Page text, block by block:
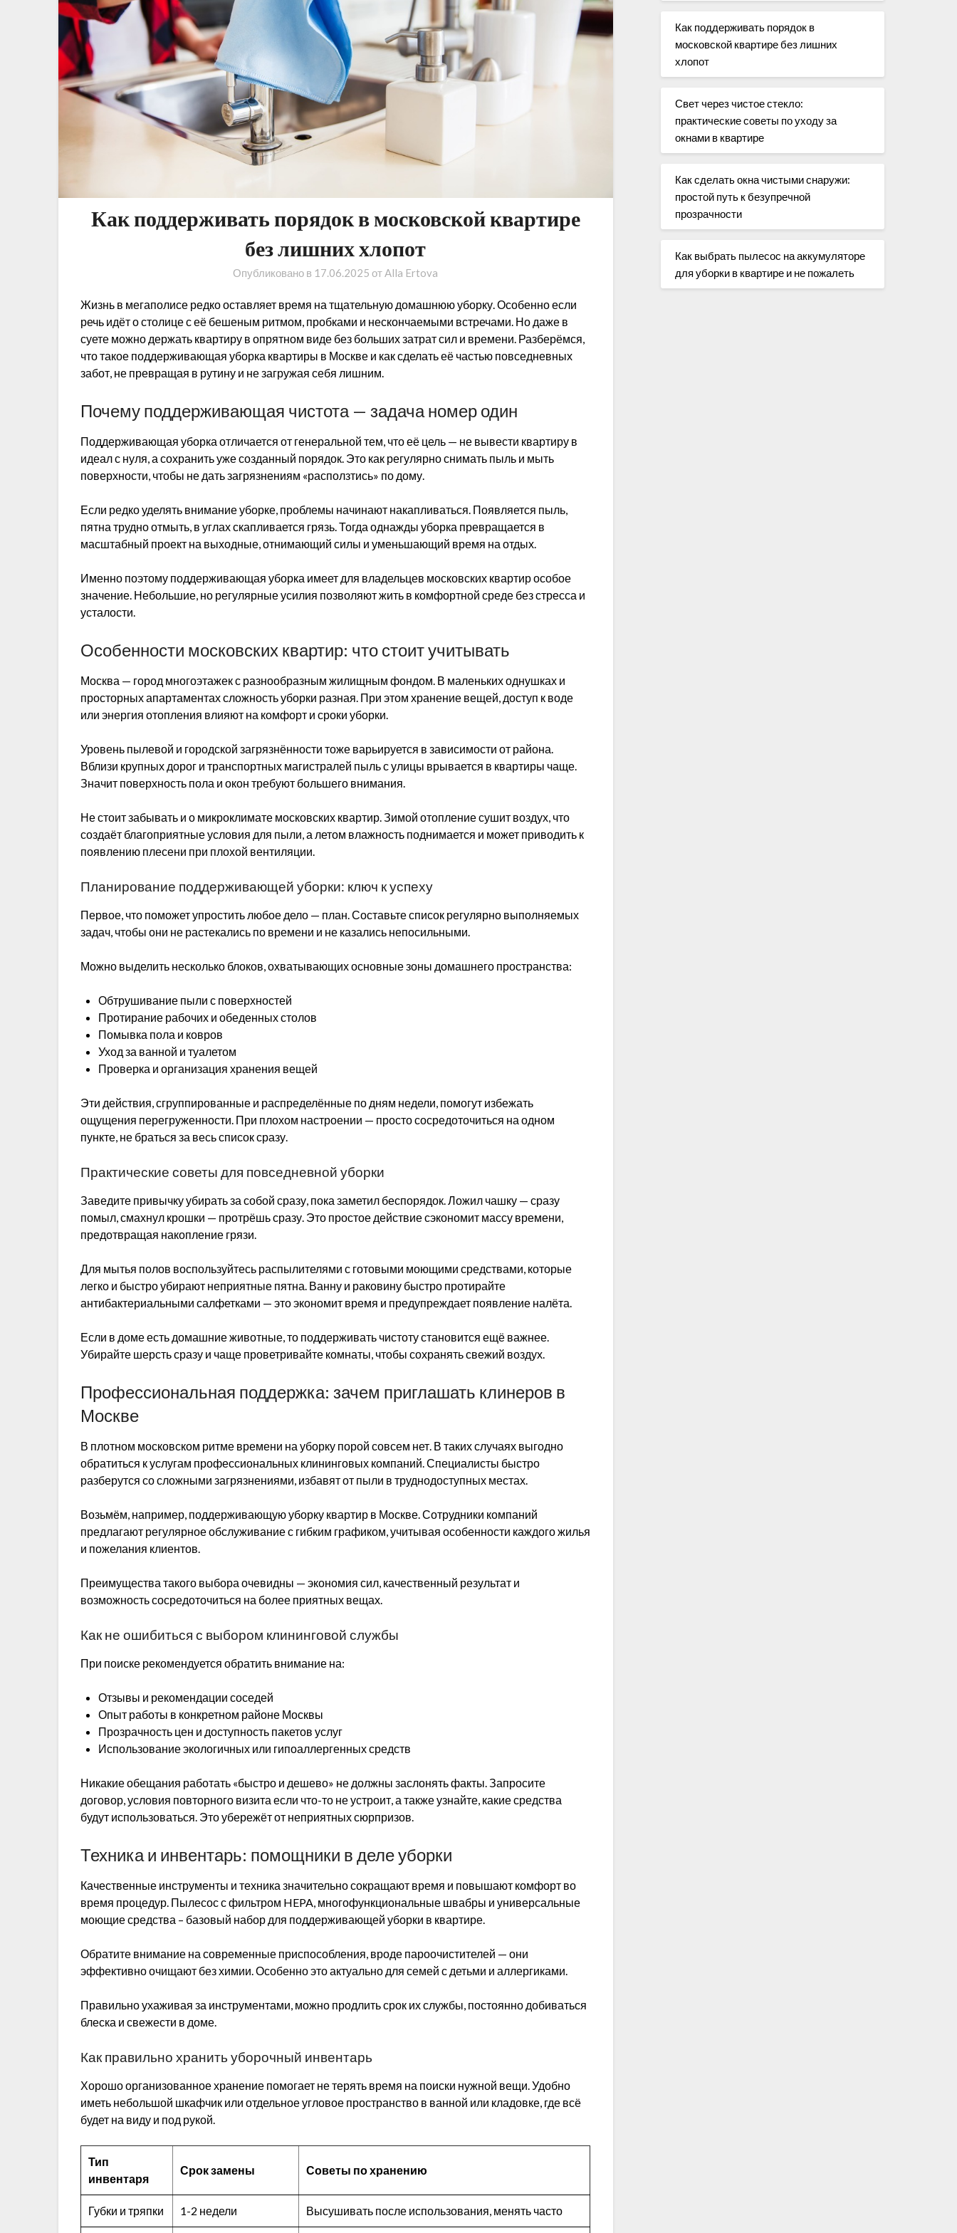
Как поддерживать порядок в московской квартире
без лишних хлопот
Опубликовано в 17.06.2025 отAlla Ertova
Жизнь в мегаполисе редко оставляет время на тщательную домашнюю уборку. Особенно если
речь идёт о столице с её бешеным ритмом, пробками и нескончаемыми встречами. Но даже в
суете можно держать квартиру в опрятном виде без больших затрат сил и времени. Разберёмся,
что такое поддерживающая уборка квартиры в Москве и как сделать её частью повседневных
забот, не превращая в рутину и не загружая себя лишним.
Почему поддерживающая чистота — задача номер один
Поддерживающая уборка отличается от генеральной тем, что её цель — не вывести квартиру в
идеал с нуля, а сохранить уже созданный порядок. Это как регулярно снимать пыль и мыть
поверхности, чтобы не дать загрязнениям «расползтись» по дому.
Если редко уделять внимание уборке, проблемы начинают накапливаться. Появляется пыль,
пятна трудно отмыть, в углах скапливается грязь. Тогда однажды уборка превращается в
масштабный проект на выходные, отнимающий силы и уменьшающий время на отдых.
Именно поэтому поддерживающая уборка имеет для владельцев московских квартир особое
значение. Небольшие, но регулярные усилия позволяют жить в комфортной среде без стресса и
усталости.
Особенности московских квартир: что стоит учитывать
Москва — город многоэтажек с разнообразным жилищным фондом. В маленьких однушках и
просторных апартаментах сложность уборки разная. При этом хранение вещей, доступ к воде
или энергия отопления влияют на комфорт и сроки уборки.
Уровень пылевой и городской загрязнённости тоже варьируется в зависимости от района.
Вблизи крупных дорог и транспортных магистралей пыль с улицы врывается в квартиры чаще.
Значит поверхность пола и окон требуют большего внимания.
Не стоит забывать и о микроклимате московских квартир. Зимой отопление сушит воздух, что
создаёт благоприятные условия для пыли, а летом влажность поднимается и может приводить к
появлению плесени при плохой вентиляции.
Планирование поддерживающей уборки: ключ к успеху
Первое, что поможет упростить любое дело — план. Составьте список регулярно выполняемых
задач, чтобы они не растекались по времени и не казались непосильными.
Можно выделить несколько блоков, охватывающих основные зоны домашнего пространства:
Обтрушивание пыли с поверхностей
Протирание рабочих и обеденных столов
Помывка пола и ковров
Уход за ванной и туалетом
Проверка и организация хранения вещей
Эти действия, сгруппированные и распределённые по дням недели, помогут избежать
ощущения перегруженности. При плохом настроении — просто сосредоточиться на одном
пункте, не браться за весь список сразу.
Практические советы для повседневной уборки
Заведите привычку убирать за собой сразу, пока заметил беспорядок. Ложил чашку — сразу
помыл, смахнул крошки — протрёшь сразу. Это простое действие сэкономит массу времени,
предотвращая накопление грязи.
Для мытья полов воспользуйтесь распылителями с готовыми моющими средствами, которые
легко и быстро убирают неприятные пятна. Ванну и раковину быстро протирайте
антибактериальными салфетками — это экономит время и предупреждает появление налёта.
Если в доме есть домашние животные, то поддерживать чистоту становится ещё важнее.
Убирайте шерсть сразу и чаще проветривайте комнаты, чтобы сохранять свежий воздух.
Профессиональная поддержка: зачем приглашать клинеров в
Москве
В плотном московском ритме времени на уборку порой совсем нет. В таких случаях выгодно
обратиться к услугам профессиональных клининговых компаний. Специалисты быстро
разберутся со сложными загрязнениями, избавят от пыли в труднодоступных местах.
Возьмём, например, поддерживающую уборку квартир в Москве. Сотрудники компаний
предлагают регулярное обслуживание с гибким графиком, учитывая особенности каждого жилья
и пожелания клиентов.
Преимущества такого выбора очевидны — экономия сил, качественный результат и
возможность сосредоточиться на более приятных вещах.
Как не ошибиться с выбором клининговой службы
При поиске рекомендуется обратить внимание на:
Отзывы и рекомендации соседей
Опыт работы в конкретном районе Москвы
Прозрачность цен и доступность пакетов услуг
Использование экологичных или гипоаллергенных средств
Никакие обещания работать «быстро и дешево» не должны заслонять факты. Запросите
договор, условия повторного визита если что-то не устроит, а также узнайте, какие средства
будут использоваться. Это убережёт от неприятных сюрпризов.
Техника и инвентарь: помощники в деле уборки
Качественные инструменты и техника значительно сокращают время и повышают комфорт во
время процедур. Пылесос с фильтром HEPA, многофункциональные швабры и универсальные
моющие средства – базовый набор для поддерживающей уборки в квартире.
Обратите внимание на современные приспособления, вроде пароочистителей — они
эффективно очищают без химии. Особенно это актуально для семей с детьми и аллергиками.
Правильно ухаживая за инструментами, можно продлить срок их службы, постоянно добиваться
блеска и свежести в доме.
Как правильно хранить уборочный инвентарь
Хорошо организованное хранение помогает не терять время на поиски нужной вещи. Удобно
иметь небольшой шкафчик или отдельное угловое пространство в ванной или кладовке, где всё
будет на виду и под рукой.
Тип
инвентаря
Срок замены Советы по хранению
Губки и тряпки 1-2 недели Высушивать после использования, менять часто
Как поддерживать порядок в
московской квартире без лишних
хлопот
Свет через чистое стекло:
практические советы по уходу за
окнами в квартире
Как сделать окна чистыми снаружи:
простой путь к безупречной
прозрачности
Как выбрать пылесос на аккумуляторе
для уборки в квартире и не пожалеть